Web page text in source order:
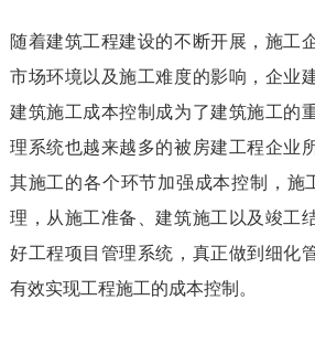
随着建筑工程建设的不断开展，施工
市场环境以及施工难度的影响，企业
建筑施工成本控制成为了建筑施工的
理系统也越来越多的被房建工程企业所
其施工的各个环节加强成本控制，施
理，从施工准备、建筑施工以及竣工
好工程项目管理系统，真正做到细化
有效实现工程施工的成本控制。